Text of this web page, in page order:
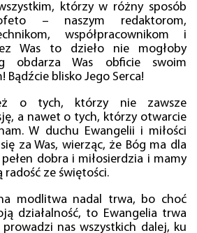
którzy w różny sposób
– naszym redaktorom,
współpracownikom i
Was to dzieło nie mogłoby
obdarza Was obficie swoim
Bądźcie blisko Jego Serca!
o tych, którzy nie zawsze
a nawet o tych, którzy otwarcie
W duchu Ewangelii i miłości
za Was, wierząc, że Bóg ma dla
dobra i miłosierdzia i mamy
ze świętości.
modlitwa nadal trwa, bo choć
działalność, to Ewangelia trwa
prowadzi nas wszystkich dalej, ku